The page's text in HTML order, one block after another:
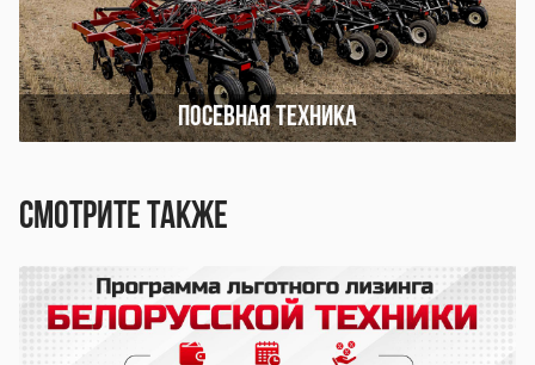
Посевная техника
Смотрите также